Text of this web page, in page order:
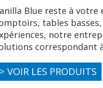
Blue reste à
tables basses,
notre
correspondant
> VOIR LES PRODUITS